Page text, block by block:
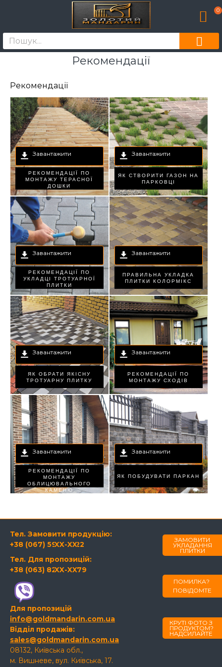
0
Рекомендації
Рекомендації
Завантажити
РЕКОМЕНДАЦІЇ ПО
МОНТАЖУ ТЕРАСНОЇ
ДОШКИ
Завантажити
ЯК СТВОРИТИ ГАЗОН НА
ПАРКОВЦІ
Завантажити
РЕКОМЕНДАЦІЇ ПО
УКЛАДЦІ ТРОТУАРНОЇ
ПЛИТКИ
Завантажити
ПРАВИЛЬНА УКЛАДКА
ПЛИТКИ КОЛОРМІКС
Завантажити
ЯК ОБРАТИ ЯКІСНУ
ТРОТУАРНУ ПЛИТКУ
Завантажити
РЕКОМЕНДАЦІЇ ПО
МОНТАЖУ СХОДІВ
Завантажити
РЕКОМЕНДАЦІЇ ПО
МОНТАЖУ
ОБЛИЦЮВАЛЬНОГО
КАМЕНЮ
Завантажити
ЯК ПОБУДУВАТИ ПАРКАН
Тел. Замовити продукцію:
+38 (067) 594-21-22
XX-XX
Тел. Для пропозицій:
+38 (063) 820-60-79
XX-XX
Для пропозицій
info@goldmandarin.com.ua
Відділ продажів:
sales@goldmandarin.com.ua
08132, Київська обл.,
м. Вишневе, вул. Київська, 17.
ЗАМОВИТИ
УКЛАДАННЯ
ПЛИТКИ
ПОМИЛКА?
ПОВІДОМТЕ
КРУТІ ФОТО З
ПРОДУКТОМ?
НАДСИЛАЙТЕ